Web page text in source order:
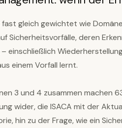
gleich gewichtet wie
Sicherheitsvorfälle, deren
einschließlich
einem Vorfall lernt.
3 und 4 zusammen machen
wider, die ISACA mit der
hin zu der Frage, wie ein